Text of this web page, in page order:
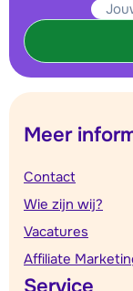
Meer
Contact
Wie zijn wij?
Vacatures
Affiliate